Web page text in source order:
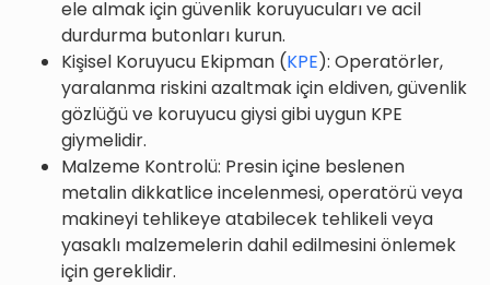
ele almak için güvenlik koruyucuları ve acil
durdurma butonları kurun.
Kişisel Koruyucu Ekipman (KPE): Operatörler,
yaralanma riskini azaltmak için eldiven, güvenlik
gözlüğü ve koruyucu giysi gibi uygun KPE
giymelidir.
Malzeme Kontrolü: Presin içine beslenen
metalin dikkatlice incelenmesi, operatörü veya
makineyi tehlikeye atabilecek tehlikeli veya
yasaklı malzemelerin dahil edilmesini önlemek
için gereklidir.